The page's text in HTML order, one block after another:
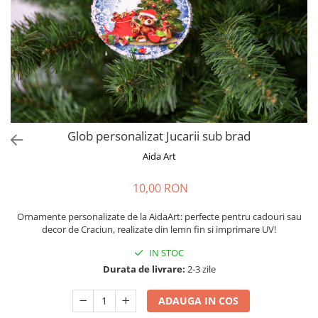
Decoratiuni Paste
Insigne / Brose
Agende Personalizate
Agende A5
Agende A6
Planner / Jurnal
Print personalizat
Semne de Carte
Cadouri absolvire
Glob personalizat Jucarii sub brad
Aida Art
10,00 RON
Ornamente personalizate de la AidaArt: perfecte pentru cadouri sau
decor de Craciun, realizate din lemn fin si imprimare UV!
IN STOC
Durata de livrare: 2-3 zile
ADAUGA IN COS